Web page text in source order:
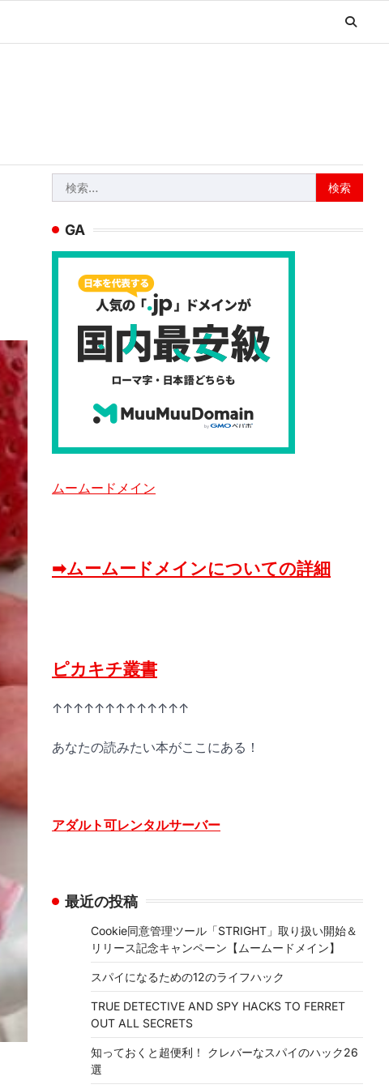
索:
GA
ムームードメイン
➡ムームードメインについての詳細
ピカキチ叢書
↑↑↑↑↑↑↑↑↑↑↑↑↑
あなたの読みたい本がここにある！
アダルト可レンタルサーバー
最近の投稿
Cookie同意管理ツール「STRIGHT」取り扱い開始＆
リリース記念キャンペーン【ムームードメイン】
スパイになるための12のライフハック
TRUE DETECTIVE AND SPY HACKS TO FERRET
OUT ALL SECRETS
知っておくと超便利！ クレバーなスパイのハック26
選